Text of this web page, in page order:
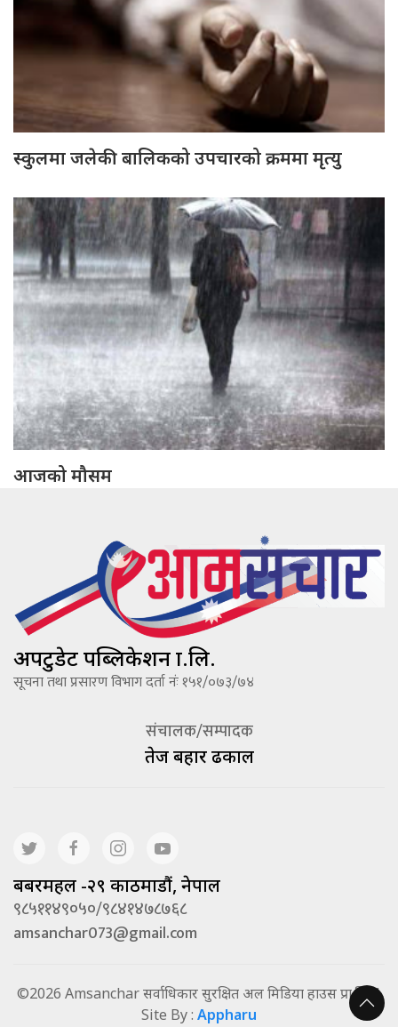
स्कुलमा जलेकी बालिकको उपचारको क्रममा मृत्यु
आजको मौसम
अपटुडेट पब्लिकेशन प्रा.लि.
सूचना तथा प्रसारण विभाग दर्ता नंः १५१/०७३/७४
संचालक/सम्पादक
तेज बहादूर ढकाल
बबरमहल -२९ काठमाडौं, नेपाल
९८५११४९०५०/९८४१४७८७६८
amsanchar073@gmail.com
©2026 Amsanchar सर्वाधिकार सुरक्षित अल मिडिया हाउस प्रा.लि. |
Site By : Appharu